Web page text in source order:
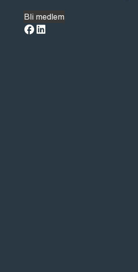
Bli medlem